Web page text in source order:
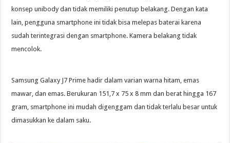
konsep unibody dan tidak memiliki penutup belakang. Dengan kata
lain, pengguna smartphone ini tidak bisa melepas baterai karena
sudah terintegrasi dengan smartphone. Kamera belakang tidak
mencolok.
Samsung Galaxy J7 Prime hadir dalam varian warna hitam, emas
mawar, dan emas. Berukuran 151,7 x 75 x 8 mm dan berat hingga 167
gram, smartphone ini mudah digenggam dan tidak terlalu besar untuk
dimasukkan ke dalam saku.